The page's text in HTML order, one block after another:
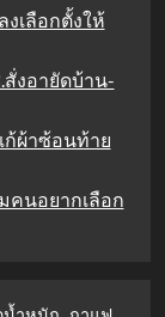
เลือกตั้งให้
สั่งอายัดบ้าน-
ก้ผ้าซ้อนท้าย
คนอยากเลือก